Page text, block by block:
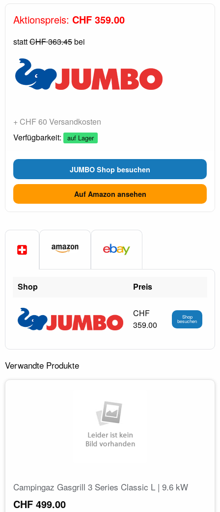
Aktionspreis: CHF 359.00
stattCHF 363.45bei
+ CHF 60 Versandkosten
Verfügbarkeit:
auf Lager
JUMBO Shop besuchen
Auf Amazon ansehen
Shop Preis
CHF
359.00
Shop
besuchen
Verwandte Produkte
Campingaz Gasgrill 3 Series Classic L | 9.6 kW
CHF 499.00